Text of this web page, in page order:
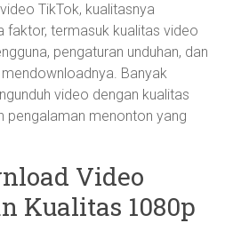
TikTok, kualitasnya
faktor, termasuk kualitas video
pengaturan unduhan, dan
Banyak
video dengan kualitas
pengalaman menonton yang
Video
Kualitas 1080p